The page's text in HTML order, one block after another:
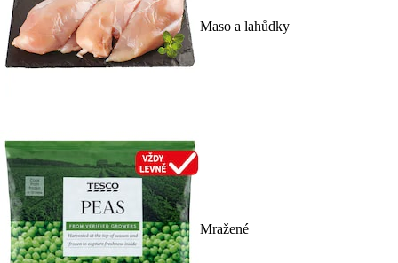
Maso a lahůdky
Mražené